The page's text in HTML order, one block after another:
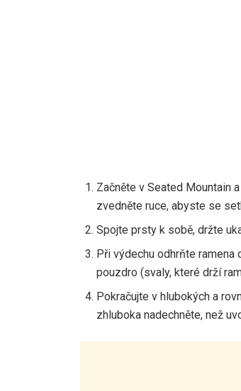
Začněte v Seated Mountain
zvedněte ruce, abyste se
Spojte prsty k sobě, držte
Při výdechu odhrňte
pouzdro (svaly, které drží
Pokračujte v hlubokých a
zhluboka nadechněte, než